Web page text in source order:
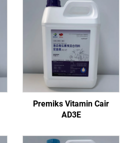
Premiks Vitamin Cair
AD3E